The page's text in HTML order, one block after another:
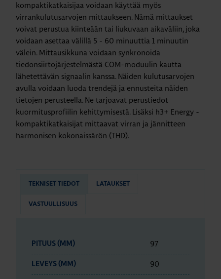
kompaktikatkaisijaa voidaan käyttää myös
virrankulutusarvojen mittaukseen. Nämä mittaukset
voivat perustua kiinteään tai liukuvaan aikaväliin, joka
voidaan asettaa välillä 5 - 60 minuuttia 1 minuutin
välein. Mittausikkuna voidaan synkronoida
tiedonsiirtojärjestelmästä COM-moduulin kautta
lähetettävän signaalin kanssa. Näiden kulutusarvojen
avulla voidaan luoda trendejä ja ennusteita näiden
tietojen perusteella. Ne tarjoavat perustiedot
kuormitusprofiilin kehittymisestä. Lisäksi h3+ Energy -
kompaktikatkaisijat mittaavat virran ja jännitteen
harmonisen kokonaissärön (THD).
TEKNISET TIEDOT LATAUKSET
VASTUULLISUUS
PITUUS (MM) 97
LEVEYS (MM) 90